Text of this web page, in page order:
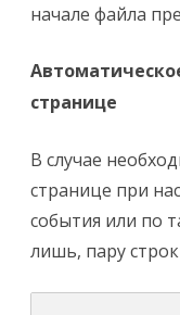
начале файла
странице
В случае
странице при
события или по
лишь, пару строк